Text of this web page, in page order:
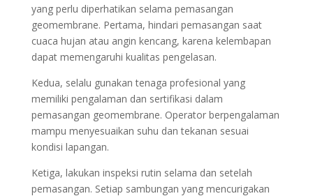
yang perlu diperhatikan selama pemasangan
geomembrane. Pertama, hindari pemasangan saat
cuaca hujan atau angin kencang, karena kelembapan
dapat memengaruhi kualitas pengelasan.
Kedua, selalu gunakan tenaga profesional yang
memiliki pengalaman dan sertifikasi dalam
pemasangan geomembrane. Operator berpengalaman
mampu menyesuaikan suhu dan tekanan sesuai
kondisi lapangan.
Ketiga, lakukan inspeksi rutin selama dan setelah
pemasangan. Setiap sambungan yang mencurigakan